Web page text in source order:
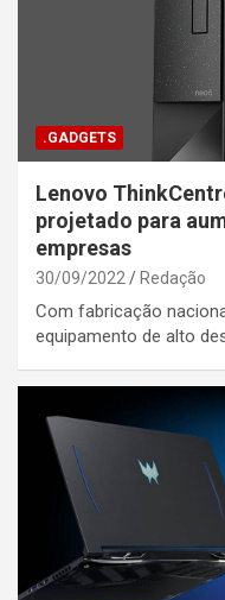
.GADGETS
Lenovo
projetado para
empresas
30/09/2022 Redação
Com fabricação
equipamento de alto